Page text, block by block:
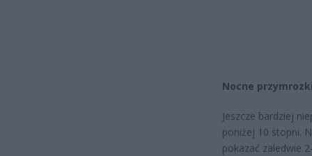
Nocne
Jeszcze bardziej
poniżej 10 stopni.
pokazać zaledwie